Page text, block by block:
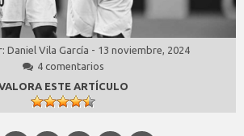
Daniel Vila García - 13 noviembre, 2024
4 comentarios
ESTE ARTÍCULO